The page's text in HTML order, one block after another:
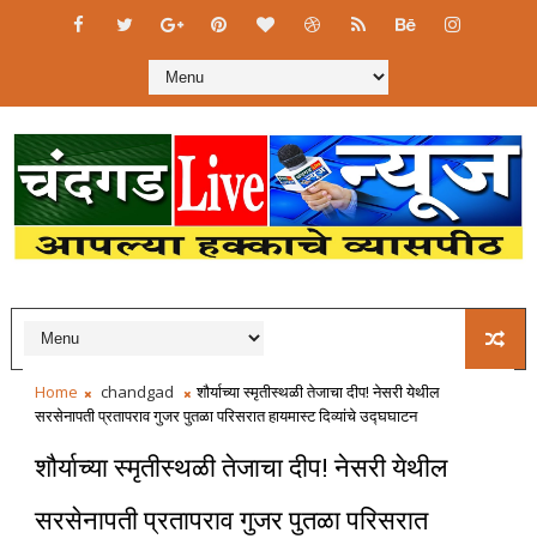
Home chandgad
शौर्याच्या स्मृतीस्थळी तेजाचा दीप! नेसरी येथील
सरसेनापती प्रतापराव गुजर पुतळा परिसरात हायमास्ट दिव्यांचे उद्घघाटन
शौर्याच्या स्मृतीस्थळी तेजाचा दीप! नेसरी येथील
सरसेनापती प्रतापराव गुजर पुतळा परिसरात